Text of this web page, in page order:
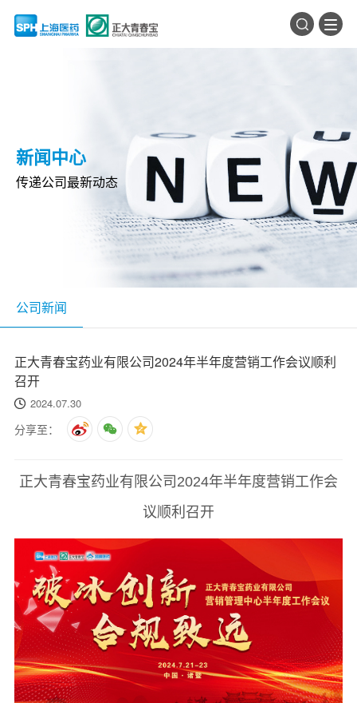
新闻中心
传递公司最新动态
公司新闻
正大青春宝药业有限公司2024年半年度营销工作会议顺利
召开
2024.07.30
分享至：
正大青春宝药业有限公司2024年半年度营销工作会
议顺利召开